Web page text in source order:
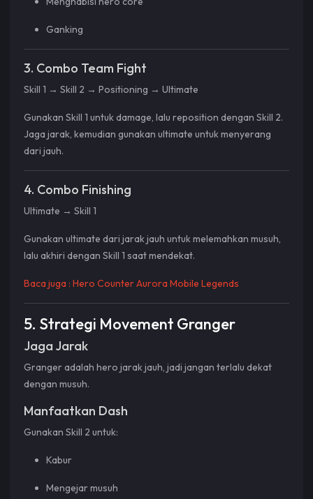
Ganking
3. Combo Team Fight
Skill 1 → Skill 2 → Positioning → Ultimate
Gunakan Skill 1 untuk damage, lalu reposition dengan Skill 2.
Jaga jarak, kemudian gunakan ultimate untuk menyerang
dari jauh.
4. Combo Finishing
Ultimate → Skill 1
Gunakan ultimate dari jarak jauh untuk melemahkan musuh,
lalu akhiri dengan Skill 1 saat mendekat.
Baca juga : Hero Counter Aurora Mobile Legends
5. Strategi Movement Granger
Jaga Jarak
Granger adalah hero jarak jauh, jadi jangan terlalu dekat
dengan musuh.
Manfaatkan Dash
Gunakan Skill 2 untuk:
Kabur
Mengejar musuh